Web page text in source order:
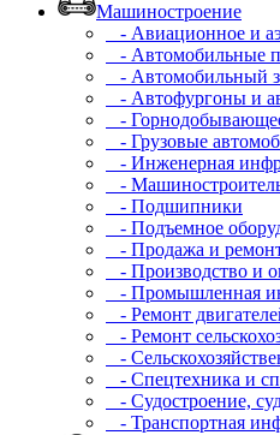
Машиностроение
- Авиационное и
- Автомобильные
- Автомобильный
- Автофургоны и
-
- Грузовые
- Инженерная
-
- Подшипники
- Подъемное
- Продажа и
- Производство и
- Промышленная
- Ремонт
- Ремонт
-
- Спецтехника и
- Судостроение,
- Транспортная